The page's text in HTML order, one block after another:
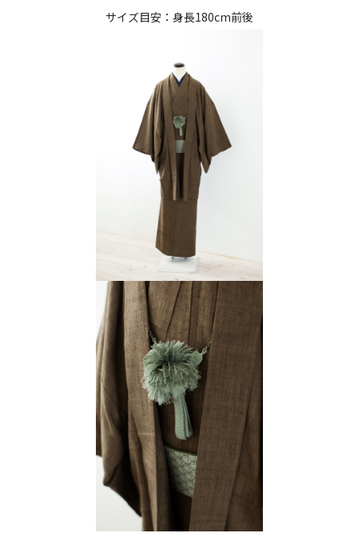
サイズ目安：身長180cm前後